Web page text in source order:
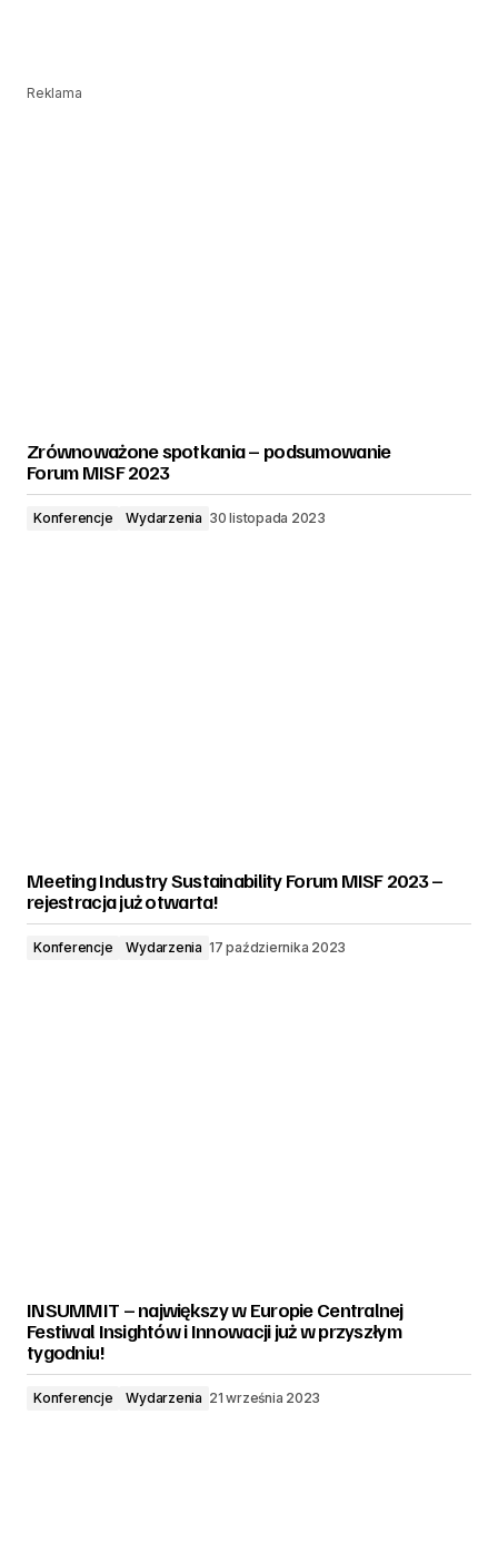
Reklama
Zrównoważone spotkania – podsumowanie
Forum MISF 2023
Konferencje Wydarzenia 30 listopada 2023
Meeting Industry Sustainability Forum MISF 2023 –
rejestracja już otwarta!
Konferencje Wydarzenia 17 października 2023
INSUMMIT – największy w Europie Centralnej
Festiwal Insightów i Innowacji już w przyszłym
tygodniu!
Konferencje Wydarzenia 21 września 2023